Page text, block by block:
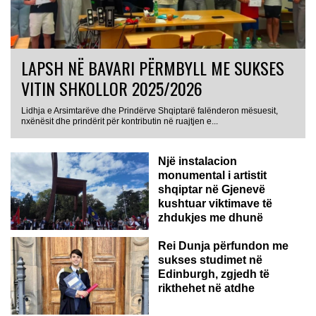
LAPSH NË BAVARI PËRMBYLL ME SUKSES
VITIN SHKOLLOR 2025/2026
Lidhja e Arsimtarëve dhe Prindërve Shqiptarë falënderon mësuesit,
nxënësit dhe prindërit për kontributin në ruajtjen e...
Një instalacion
monumental i artistit
shqiptar në Gjenevë
kushtuar viktimave të
zhdukjes me dhunë
Rei Dunja përfundon me
sukses studimet në
Edinburgh, zgjedh të
rikthehet në atdhe